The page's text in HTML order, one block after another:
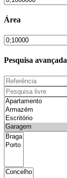
Área
Pesquisa avançada